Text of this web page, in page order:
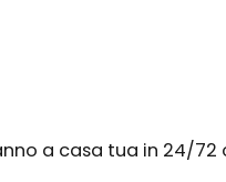
a casa tua in 24/72